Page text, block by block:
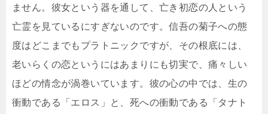
ません。彼女という器を通して、亡き初恋の人という
亡霊を見ているにすぎないのです。信吾の菊子への態
度はどこまでもプラトニックですが、その根底には、
老いらくの恋というにはあまりにも切実で、痛々しい
ほどの情念が渦巻いています。彼の心の中では、生の
衝動である「エロス」と、死への衝動である「タナト